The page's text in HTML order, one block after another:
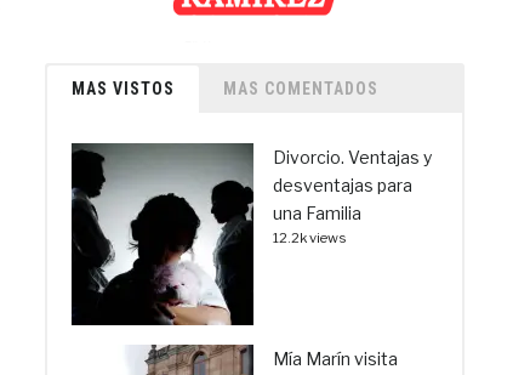
MAS VISTOS MAS COMENTADOS
Divorcio. Ventajas y
desventajas para
una Familia
12.2k views
Mía Marín visita